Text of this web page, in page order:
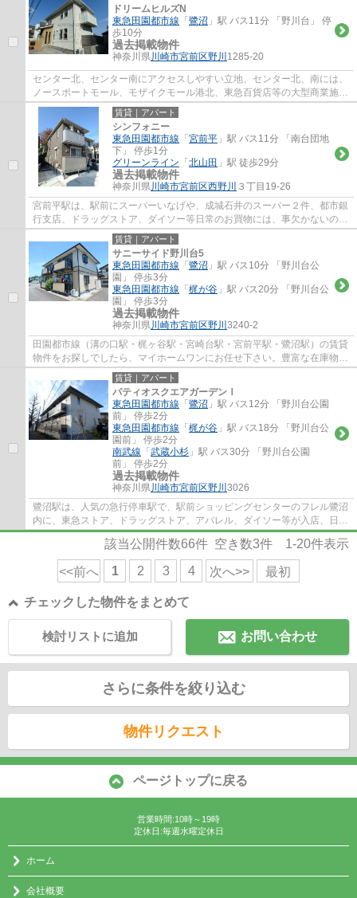
ドリームヒルズN
東急田園都市線 「 鷺沼 」駅 バス11分 「野川台」 停
歩10分
過去掲載物件
神奈川県川崎市宮前区野川 1285-20
センター北、センター南にアクセスしやすい立地、センター北、南には、
ノースポートモール、モザイクモール港北、東急百貨店等の大型商業施設
が利用しやすいので休日の過ごし方の幅も...
賃貸｜アパート
シンフォニー
東急田園都市線 「 宮前平 」駅 バス11分 「南台団地
下」 停歩1分
グリーンライン 「 北山田 」駅 徒歩29分
過去掲載物件
神奈川県川崎市宮前区西野川 ３丁目19-26
宮前平駅は、駅前にスーパーいなげや、成城石井のスーパー２件、都市銀
行支店、ドラッグストア、ダイソー等日常のお買物には、事欠かないの
と、駅北側には、宮前区役所、宮前図書館、...
賃貸｜アパート
サニーサイド野川台5
東急田園都市線 「 鷺沼 」駅 バス10分 「野川台公
園」 停歩3分
東急田園都市線 「 梶が谷 」駅 バス20分 「野川台公
園」 停歩3分
過去掲載物件
神奈川県川崎市宮前区野川 3240-2
田園都市線（溝の口駅・梶ヶ谷駅・宮崎台駅・宮前平駅・鷺沼駅）の賃貸
物件をお探しでしたら、マイホームワンにお任せ下さい。豊富な在庫物件
から、お客様のご要望に合うお部屋をご提...
賃貸｜アパート
パティオスクエアガーデンⅠ
東急田園都市線 「 鷺沼 」駅 バス12分 「野川台公園
前」 停歩2分
東急田園都市線 「 梶が谷 」駅 バス18分 「野川台公
園前」 停歩2分
南武線 「 武蔵小杉 」駅 バス30分 「野川台公園
前」 停歩2分
過去掲載物件
神奈川県川崎市宮前区野川 3026
鷺沼駅は、人気の急行停車駅で、駅前ショッピングセンターのフレル鷺沼
内に、東急ストア、ドラッグストア、アパレル、ダイソー等が入店、日常
のお買い物に便利で、周辺には、飲食店街...
該当公開件数66件 空き数3件 1-20件表示
<<前へ 1 2 3 4 次へ>> 最初
チェックした物件をまとめて
お問い合わせ
検討リストに追加
さらに条件を絞り込む
物件リクエスト
ページトップに戻る
営業時間:10時～19時
定休日:毎週水曜定休日
ホーム
会社概要